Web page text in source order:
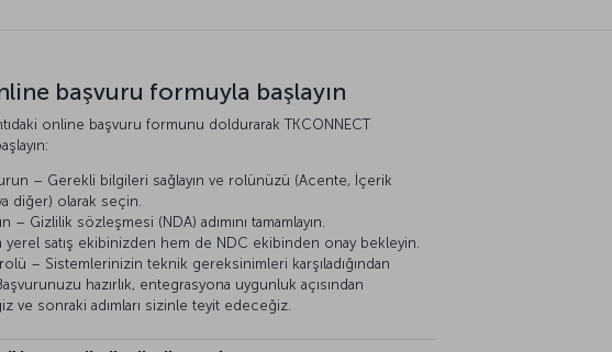
başvuru formuyla başlayın
online başvuru formunu doldurarak TKCONNECT
– Gerekli bilgileri sağlayın ve rolünüzü (Acente, İçerik
diğer) olarak seçin.
– Gizlilik sözleşmesi (NDA) adımını tamamlayın.
yerel satış ekibinizden hem de NDC ekibinden onay bekleyin.
– Sistemlerinizin teknik gereksinimleri karşıladığından
hazırlık, entegrasyona uygunluk açısından
ve sonraki adımları sizinle teyit edeceğiz.